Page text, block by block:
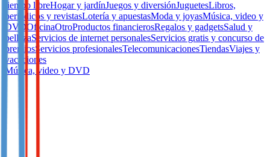
tiempo libreHogar y jardínJuegos y diversiónJuguetesLibros,
periódicos y revistasLotería y apuestasModa y joyasMúsica, video y
DVD OficinaOtroProductos financierosRegalos y gadgetsSalud y
bellezaServicios de internet personalesServicios gratis y concurso de
premiosServicios profesionalesTelecomunicacionesTiendasViajes y
vacaciones
Música, video y DVD